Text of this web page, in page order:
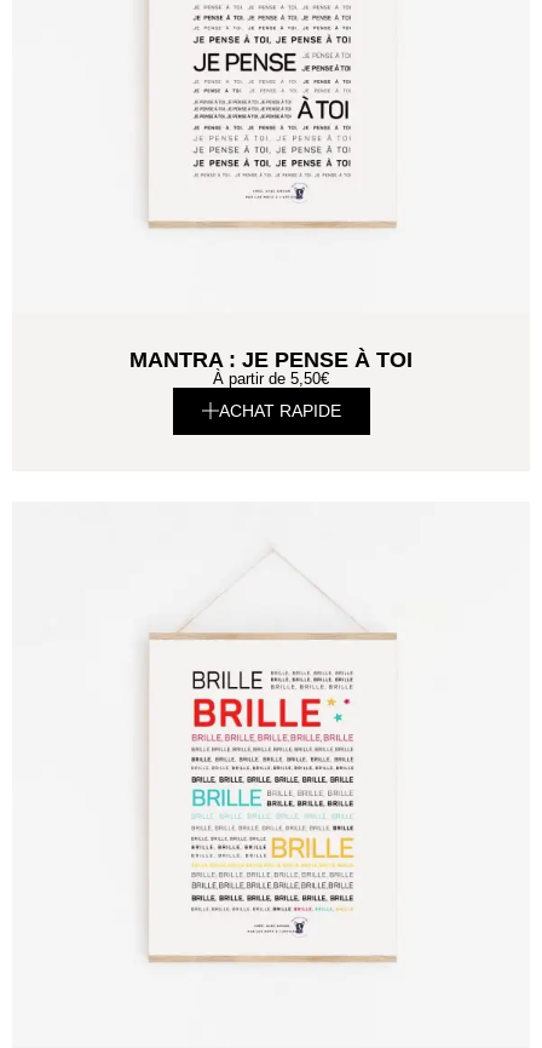
MANTRA : JE PENSE À TOI
À partir de 5,50€
ACHAT RAPIDE